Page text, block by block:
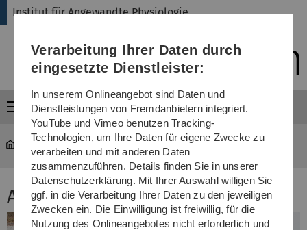
Direkt
Direkt
Direkt
(Sprache,
Drucken,
Media)
Direkt
Direkt
Institut für Angewandte Physiologie
Menü
Institut für Angewandte Physiologie
AG Dr. Cirstea
Verarbeitung Ihrer Daten durch
eingesetzte Dienstleister:
In unserem Onlineangebot sind Daten und
Dienstleistungen von Fremdanbietern integriert.
YouTube und Vimeo benutzen Tracking-
Technologien, um Ihre Daten für eigene Zwecke zu
verarbeiten und mit anderen Daten
zusammenzuführen. Details finden Sie in unserer
Datenschutzerklärung. Mit Ihrer Auswahl willigen Sie
ggf. in die Verarbeitung Ihrer Daten zu den jeweiligen
Zwecken ein. Die Einwilligung ist freiwillig, für die
Nutzung des Onlineangebotes nicht erforderlich und